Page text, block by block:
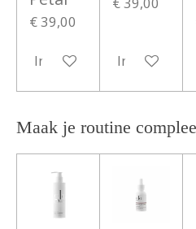
€ 39,00
In winkelwagen
In
Maak je routine